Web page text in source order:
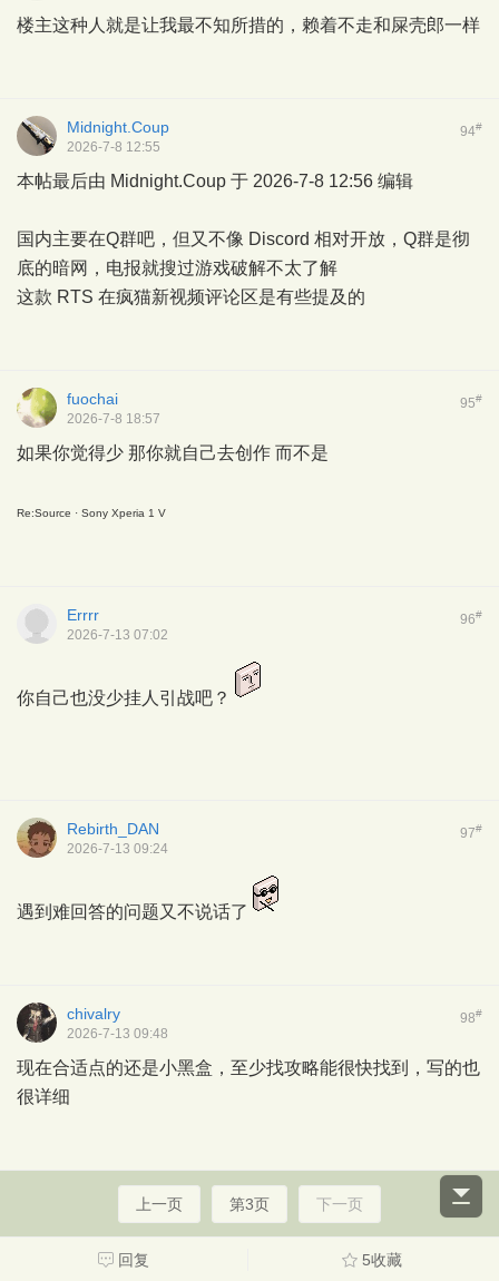
楼主这种人就是让我最不知所措的，赖着不走和屎壳郎一样
94#
Midnight.Coup
2026-7-8 12:55
本帖最后由 Midnight.Coup 于 2026-7-8 12:56 编辑
国内主要在Q群吧，但又不像 Discord 相对开放，Q群是彻
底的暗网，电报就搜过游戏破解不太了解
这款 RTS 在疯猫新视频评论区是有些提及的
95#
fuochai
2026-7-8 18:57
如果你觉得少 那你就自己去创作 而不是
Re:Source · Sony Xperia 1 V
96#
Errrr
2026-7-13 07:02
你自己也没少挂人引战吧？
97#
Rebirth_DAN
2026-7-13 09:24
遇到难回答的问题又不说话了
98#
chivalry
2026-7-13 09:48
现在合适点的还是小黑盒，至少找攻略能很快找到，写的也
很详细
上一页 第3页 下一页
回复 5收藏